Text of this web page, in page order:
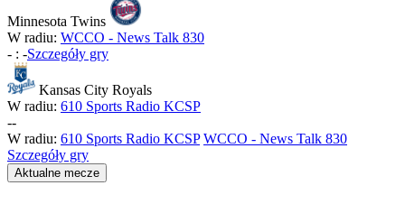
Minnesota Twins
W radiu: WCCO - News Talk 830
- : -Szczegóły gry
Kansas City Royals
W radiu: 610 Sports Radio KCSP
--
W radiu: 610 Sports Radio KCSP WCCO - News Talk 830
Szczegóły gry
Aktualne mecze